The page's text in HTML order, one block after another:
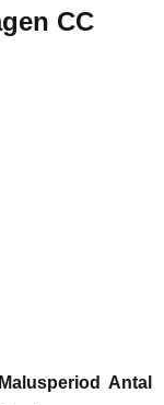
CC
Malusperiod Antal